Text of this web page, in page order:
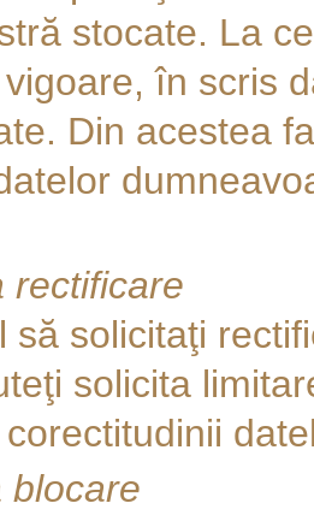
stocate. La
în scris
Din acestea
rectificare
să solicitaţi
solicita
blocare